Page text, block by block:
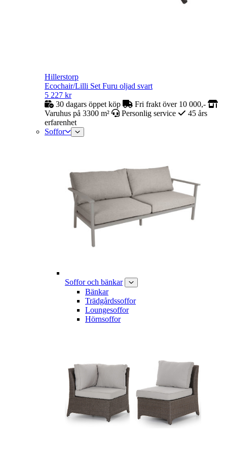
Hillerstorp
Ecochair/Lilli Set Furu oljad svart
5 227 kr
30 dagars öppet köp
Fri frakt över 10 000,-
Varuhus på 3300 m²
Personlig service
45 års
erfarenhet
Soffor
Soffor och bänkar
Bänkar
Trädgårdssoffor
Loungesoffor
Hörnsoffor